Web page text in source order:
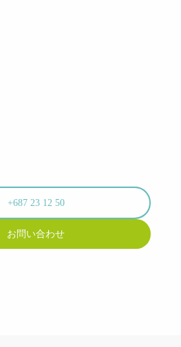
+687 23 12 50
お問い合わせ